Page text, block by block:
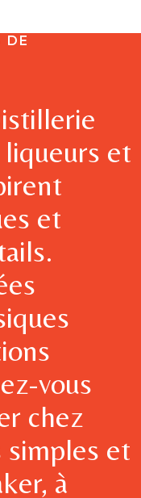
DE
et
et
vous
chez
simples et
à